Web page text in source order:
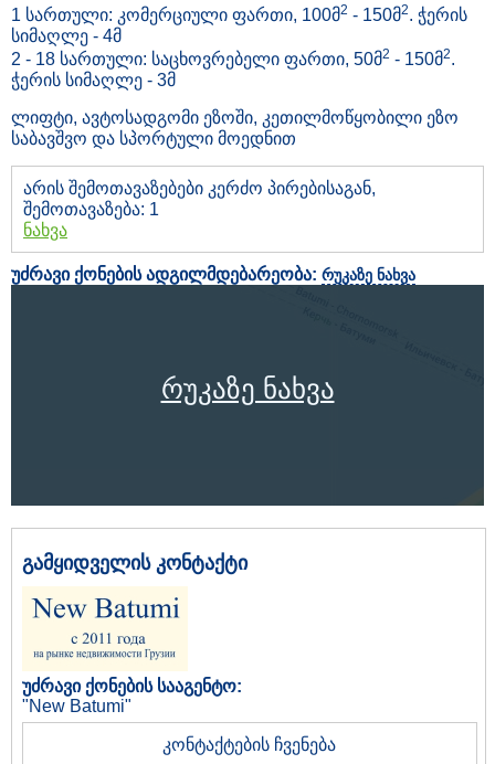
1 სართული: კომერციული ფართი, 100მ2 - 150მ2. ჭერის
სიმაღლე - 4მ
2 - 18 სართული: საცხოვრებელი ფართი, 50მ2 - 150მ2.
ჭერის სიმაღლე - 3მ
ლიფტი, ავტოსადგომი ეზოში, კეთილმოწყობილი ეზო
საბავშვო და სპორტული მოედნით
არის შემოთავაზებები კერძო პირებისაგან,
შემოთავაზება: 1
ნახვა
უძრავი ქონების ადგილმდებარეობა: რუკაზე ნახვა
რუკაზე ნახვა
გამყიდველის კონტაქტი
უძრავი ქონების სააგენტო:
"New Batumi"
კონტაქტების ჩვენება